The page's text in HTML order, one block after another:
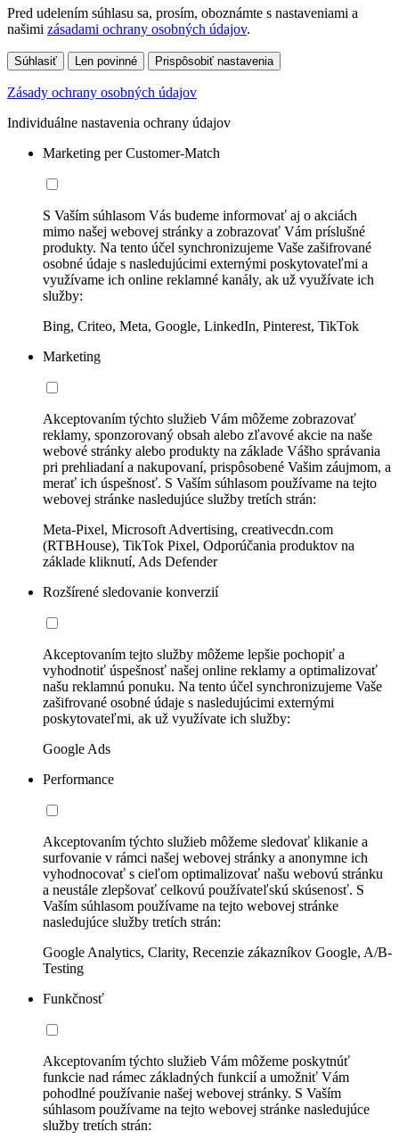
Pred udelením súhlasu sa, prosím, oboznámte s nastaveniami a
našimi zásadami ochrany osobných údajov.
Súhlasiť Len povinné Prispôsobiť nastavenia
Zásady ochrany osobných údajov
Individuálne nastavenia ochrany údajov
Marketing per Customer-Match
S Vaším súhlasom Vás budeme informovať aj o akciách
mimo našej webovej stránky a zobrazovať Vám príslušné
produkty. Na tento účel synchronizujeme Vaše zašifrované
osobné údaje s nasledujúcimi externými poskytovateľmi a
využívame ich online reklamné kanály, ak už využívate ich
služby:
Bing, Criteo, Meta, Google, LinkedIn, Pinterest, TikTok
Marketing
Akceptovaním týchto služieb Vám môžeme zobrazovať
reklamy, sponzorovaný obsah alebo zľavové akcie na naše
webové stránky alebo produkty na základe Vášho správania
pri prehliadaní a nakupovaní, prispôsobené Vašim záujmom, a
merať ich úspešnosť. S Vaším súhlasom používame na tejto
webovej stránke nasledujúce služby tretích strán:
Meta-Pixel, Microsoft Advertising, creativecdn.com
(RTBHouse), TikTok Pixel, Odporúčania produktov na
základe kliknutí, Ads Defender
Rozšírené sledovanie konverzií
Akceptovaním tejto služby môžeme lepšie pochopiť a
vyhodnotiť úspešnosť našej online reklamy a optimalizovať
našu reklamnú ponuku. Na tento účel synchronizujeme Vaše
zašifrované osobné údaje s nasledujúcimi externými
poskytovateľmi, ak už využívate ich služby:
Google Ads
Performance
Akceptovaním týchto služieb môžeme sledovať klikanie a
surfovanie v rámci našej webovej stránky a anonymne ich
vyhodnocovať s cieľom optimalizovať našu webovú stránku
a neustále zlepšovať celkovú používateľskú skúsenosť. S
Vaším súhlasom používame na tejto webovej stránke
nasledujúce služby tretích strán:
Google Analytics, Clarity, Recenzie zákazníkov Google, A/B-
Testing
Funkčnosť
Akceptovaním týchto služieb Vám môžeme poskytnúť
funkcie nad rámec základných funkcií a umožniť Vám
pohodlné používanie našej webovej stránky. S Vaším
súhlasom používame na tejto webovej stránke nasledujúce
služby tretích strán: